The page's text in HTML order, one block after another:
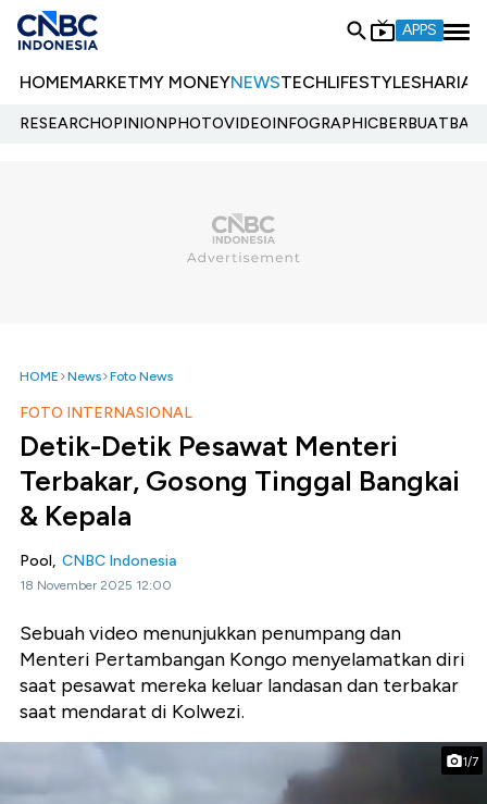
APPS
HOMEMARKETMY MONEYNEWSTECHLIFESTYLESHARIA
RESEARCHOPINIONPHOTOVIDEOINFOGRAPHIC
HOME News Foto News
FOTO INTERNASIONAL
Detik-Detik Pesawat Menteri
Terbakar, Gosong Tinggal Bangkai
& Kepala
Pool, CNBC Indonesia
18 November 2025 12:00
Sebuah video menunjukkan penumpang dan
Menteri Pertambangan Kongo menyelamatkan diri
saat pesawat mereka keluar landasan dan terbakar
saat mendarat di Kolwezi.
1/7